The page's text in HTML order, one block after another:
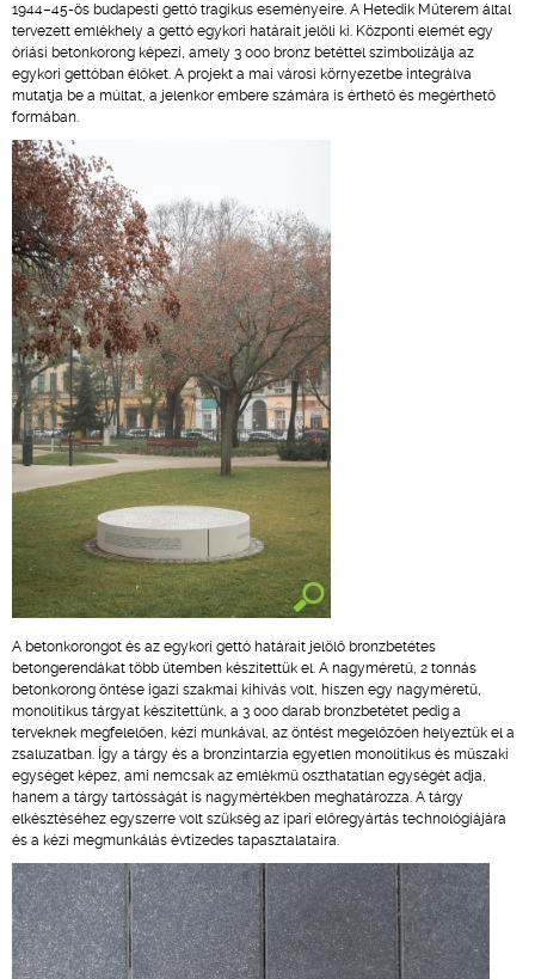
1944–45-ös budapesti gettó tragikus eseményeire. A Hetedik Műterem által
tervezett emlékhely a gettó egykori határait jelöli ki. Központi elemét egy
óriási betonkorong képezi, amely 3 000 bronz betéttel szimbolizálja az
egykori gettóban élőket. A projekt a mai városi környezetbe integrálva
mutatja be a múltat, a jelenkor embere számára is érthető és megérthető
formában.
A betonkorongot és az egykori gettó határait jelölő bronzbetétes
betongerendákat több ütemben készítettük el. A nagyméretű, 2 tonnás
betonkorong öntése igazi szakmai kihívás volt, hiszen egy nagyméretű,
monolitikus tárgyat készítettünk, a 3 000 darab bronzbetétet pedig a
terveknek megfelelően, kézi munkával, az öntést megelőzően helyeztük el a
zsaluzatban. Így a tárgy és a bronzintarzia egyetlen monolitikus és műszaki
egységet képez, ami nemcsak az emlékmű oszthatatlan egységét adja,
hanem a tárgy tartósságát is nagymértékben meghatározza. A tárgy
elkésztéséhez egyszerre volt szükség az ipari előregyártás technológiájára
és a kézi megmunkálás évtizedes tapasztalataira.